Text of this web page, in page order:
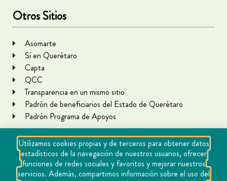
Otros Sitios
Asomarte
Sí en Querétaro
Capta
QCC
Transparencia en un mismo sitio
Padrón de beneficiarios del Estado de Querétaro
Padrón Programa de Apoyos
Utilizamos cookies propias y de terceros para obtener datos
estadísticos de la navegación de nuestros usuarios, ofrecer
funciones de redes sociales y favoritos y mejorar nuestros
servicios. Además, compartimos información sobre el uso del